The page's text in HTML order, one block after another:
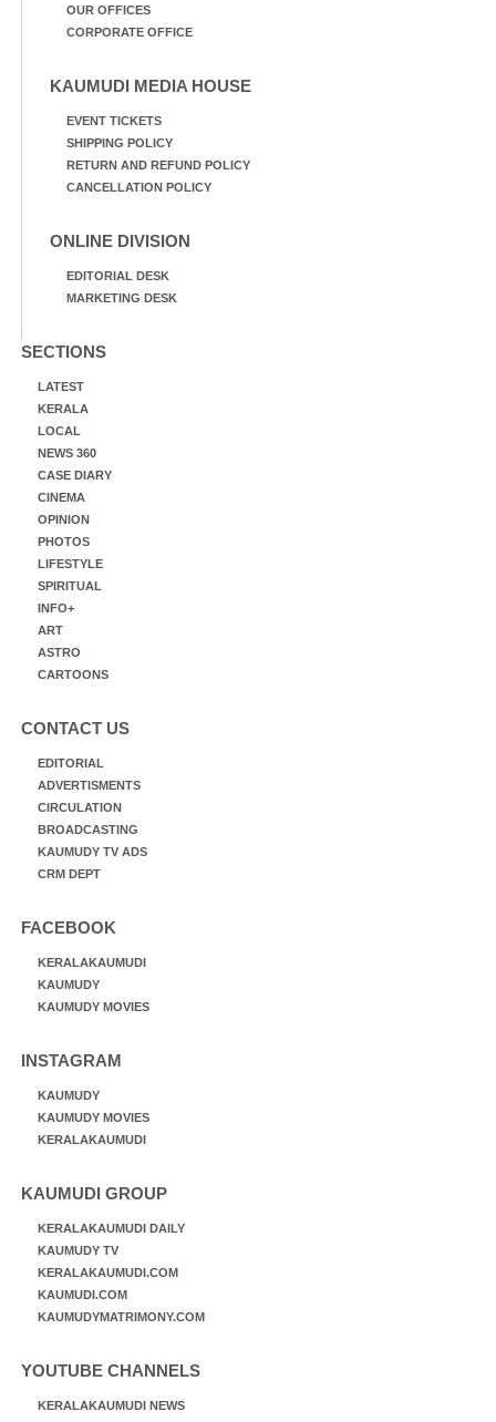
OUR OFFICES
CORPORATE OFFICE
KAUMUDI MEDIA HOUSE
EVENT TICKETS
SHIPPING POLICY
RETURN AND REFUND POLICY
CANCELLATION POLICY
ONLINE DIVISION
EDITORIAL DESK
MARKETING DESK
SECTIONS
LATEST
KERALA
LOCAL
NEWS 360
CASE DIARY
CINEMA
OPINION
PHOTOS
LIFESTYLE
SPIRITUAL
INFO+
ART
ASTRO
CARTOONS
CONTACT US
EDITORIAL
ADVERTISMENTS
CIRCULATION
BROADCASTING
KAUMUDY TV ADS
CRM DEPT
FACEBOOK
KERALAKAUMUDI
KAUMUDY
KAUMUDY MOVIES
INSTAGRAM
KAUMUDY
KAUMUDY MOVIES
KERALAKAUMUDI
KAUMUDI GROUP
KERALAKAUMUDI DAILY
KAUMUDY TV
KERALAKAUMUDI.COM
KAUMUDI.COM
KAUMUDYMATRIMONY.COM
YOUTUBE CHANNELS
KERALAKAUMUDI NEWS